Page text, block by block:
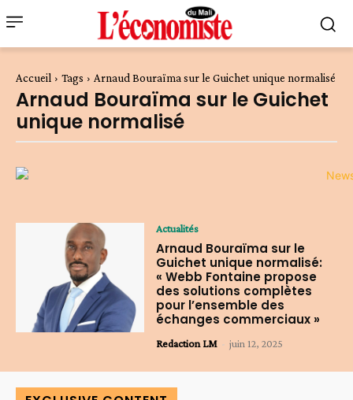
Accueil Tags Arnaud Bouraïma sur le Guichet unique normalisé
Arnaud Bouraïma sur le Guichet
unique normalisé
Actualités
Arnaud Bouraïma sur le
Guichet unique normalisé:
« Webb Fontaine propose
des solutions complètes
pour l’ensemble des
échanges commerciaux »
Redaction LM - juin 12, 2025